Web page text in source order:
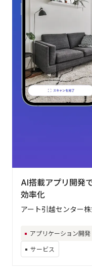
AI搭載アプリ開発
効率化
アート引越センター
アプリケーション開発
サービス